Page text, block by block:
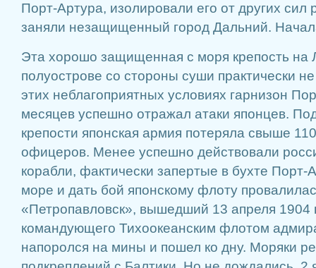
Порт-Артура, изолировали его от других сил
заняли незащищенный город Дальний.
Эта хорошо защищенная с моря крепость на
полуострове со стороны суши практически
этих неблагоприятных условиях гарнизон
месяцев успешно отражал атаки японцев.
крепости японская армия потеряла свыше
офицеров. Менее успешно действовали
корабли, фактически запертые в бухте
море и дать бой японскому флоту
«Петропавловск», вышедший 13 апреля 1904
командующего Тихоокеанским флотом
напоролся на мины и пошел ко дну. Моряки